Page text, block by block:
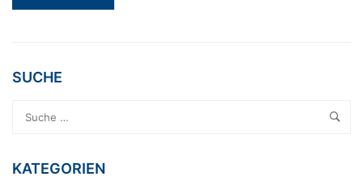
MORE
–
DAS
SUCHE
KATEGORIEN